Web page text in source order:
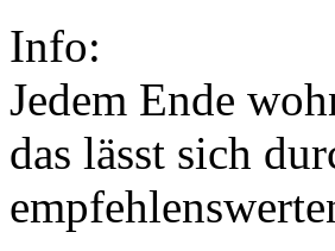
Info:
Jedem Ende
das lässt sich